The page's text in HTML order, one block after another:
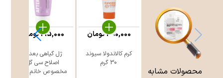
محصولات مشابه
کرم کالاندولا سیوند
30 گرم
390,000تومان
ژل گیاهی بعد از
اصلاح سی گل
مخصوص خانم ه ...
215,000تومان